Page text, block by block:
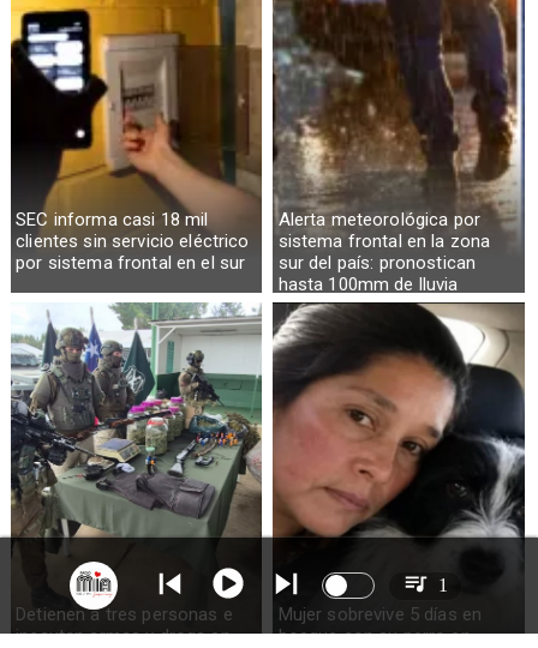
SEC informa casi 18 mil
clientes sin servicio eléctrico
por sistema frontal en el sur
Alerta meteorológica por
sistema frontal en la zona
sur del país: pronostican
hasta 100mm de lluvia
Detienen a tres personas e
incautan armas y droga en
Mujer sobrevive 5 días en
bosque con su perro en
1